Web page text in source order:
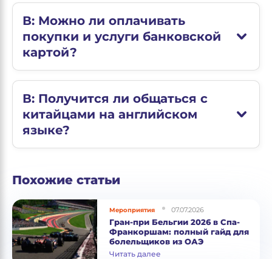
В: Можно ли оплачивать
покупки и услуги банковской
картой?
В: Получится ли общаться с
китайцами на английском
языке?
Похожие статьи
Мероприятия 07.07.2026
Гран-при Бельгии 2026 в Спа-
Франкоршам: полный гайд для
болельщиков из ОАЭ
Читать далее